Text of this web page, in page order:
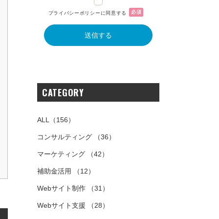
プライバシーポリシーに同意する 必須
CATEGORY
ALL （156）
コンサルティング （36）
マーケティング （42）
補助金活用 （12）
Webサイト制作 （31）
Webサイト支援 （28）